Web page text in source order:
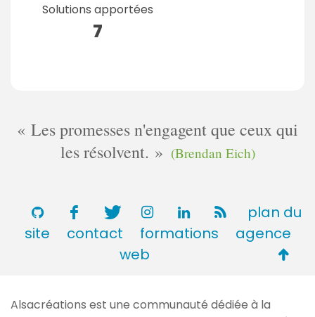
Solutions apportées
7
Les promesses n'engagent que ceux qui
les résolvent.
(Brendan Eich)
plan du
site
contact formations
agence
web
Alsacréations est une communauté dédiée à la